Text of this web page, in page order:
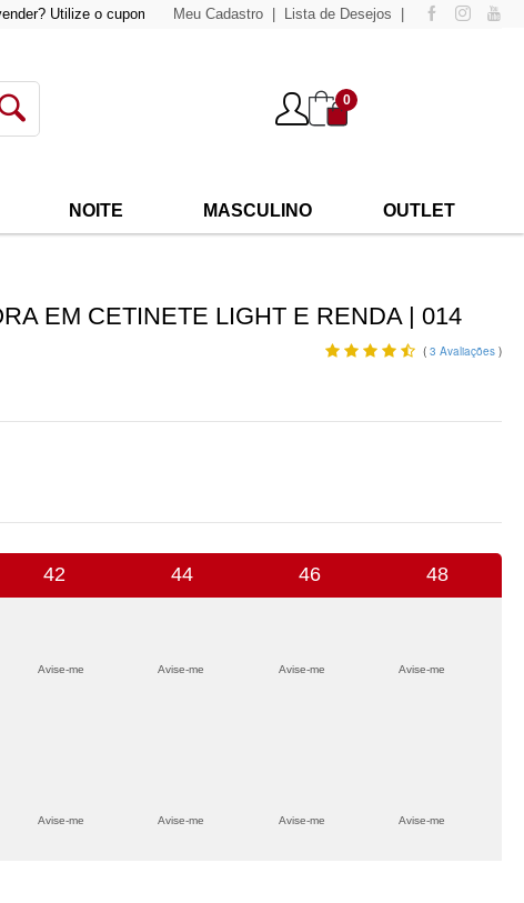
Utilize o cupom "atacado500" para compras acima de500,00 e tenha 15% de
Meu Cadastro Lista de Desejos
0
NOITE MASCULINO OUTLET
EM CETINETE LIGHT E RENDA | 014
( 3 Avaliações )
42 44 46 48
Avise-me Avise-me Avise-me Avise-me
Avise-me Avise-me Avise-me Avise-me